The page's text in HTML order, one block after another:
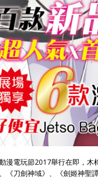
漫電玩節2017舉行在即，木
《刀劍神域》、《劍姬神聖